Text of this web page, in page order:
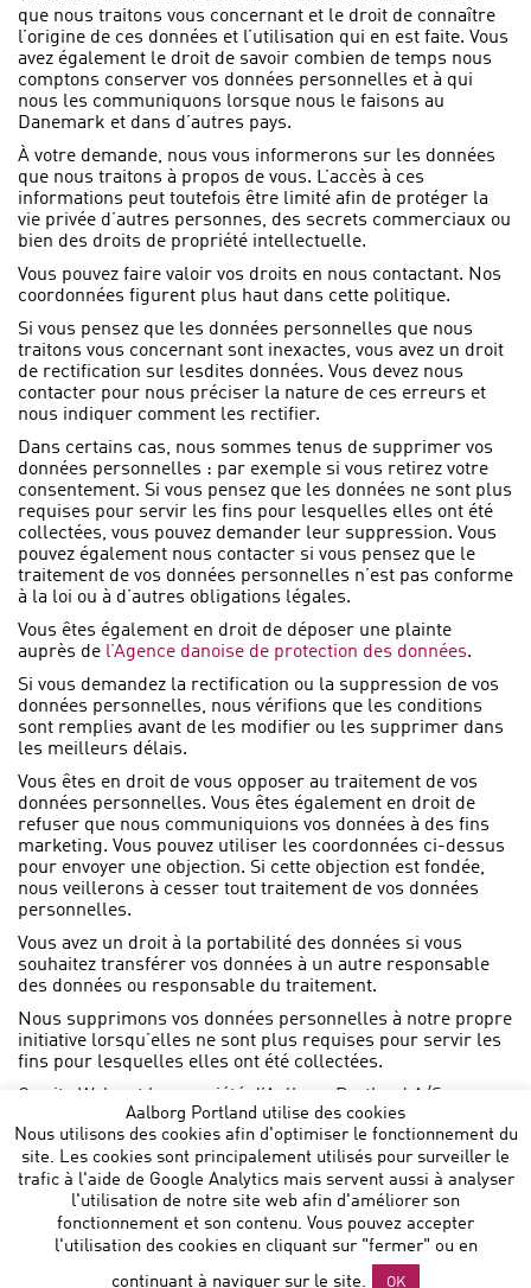
que nous traitons vous concernant et le droit de connaître
l’origine de ces données et l’utilisation qui en est faite. Vous
avez également le droit de savoir combien de temps nous
comptons conserver vos données personnelles et à qui
nous les communiquons lorsque nous le faisons au
Danemark et dans d’autres pays.
À votre demande, nous vous informerons sur les données
que nous traitons à propos de vous. L’accès à ces
informations peut toutefois être limité afin de protéger la
vie privée d’autres personnes, des secrets commerciaux ou
bien des droits de propriété intellectuelle.
Vous pouvez faire valoir vos droits en nous contactant. Nos
coordonnées figurent plus haut dans cette politique.
Si vous pensez que les données personnelles que nous
traitons vous concernant sont inexactes, vous avez un droit
de rectification sur lesdites données. Vous devez nous
contacter pour nous préciser la nature de ces erreurs et
nous indiquer comment les rectifier.
Dans certains cas, nous sommes tenus de supprimer vos
données personnelles : par exemple si vous retirez votre
consentement. Si vous pensez que les données ne sont plus
requises pour servir les fins pour lesquelles elles ont été
collectées, vous pouvez demander leur suppression. Vous
pouvez également nous contacter si vous pensez que le
traitement de vos données personnelles n’est pas conforme
à la loi ou à d’autres obligations légales.
Vous êtes également en droit de déposer une plainte
auprès de l’Agence danoise de protection des données.
Si vous demandez la rectification ou la suppression de vos
données personnelles, nous vérifions que les conditions
sont remplies avant de les modifier ou les supprimer dans
les meilleurs délais.
Vous êtes en droit de vous opposer au traitement de vos
données personnelles. Vous êtes également en droit de
refuser que nous communiquions vos données à des fins
marketing. Vous pouvez utiliser les coordonnées ci-dessus
pour envoyer une objection. Si cette objection est fondée,
nous veillerons à cesser tout traitement de vos données
personnelles.
Vous avez un droit à la portabilité des données si vous
souhaitez transférer vos données à un autre responsable
des données ou responsable du traitement.
Nous supprimons vos données personnelles à notre propre
initiative lorsqu’elles ne sont plus requises pour servir les
fins pour lesquelles elles ont été collectées.
Ce site Web est la propriété d’Aalborg Portland A/S,
Rørdalsvej 44, P.O. box 165, 9100 Aalborg.
Aalborg Portland utilise des cookies
Nous utilisons des cookies afin d'optimiser le fonctionnement du
site. Les cookies sont principalement utilisés pour surveiller le
trafic à l'aide de Google Analytics mais servent aussi à analyser
l'utilisation de notre site web afin d'améliorer son
fonctionnement et son contenu. Vous pouvez accepter
l'utilisation des cookies en cliquant sur "fermer" ou en
continuant à naviguer sur le site. OK
Aalborg Portland Belgium NV
:: Noorderlaan 147 B 9 :: B-